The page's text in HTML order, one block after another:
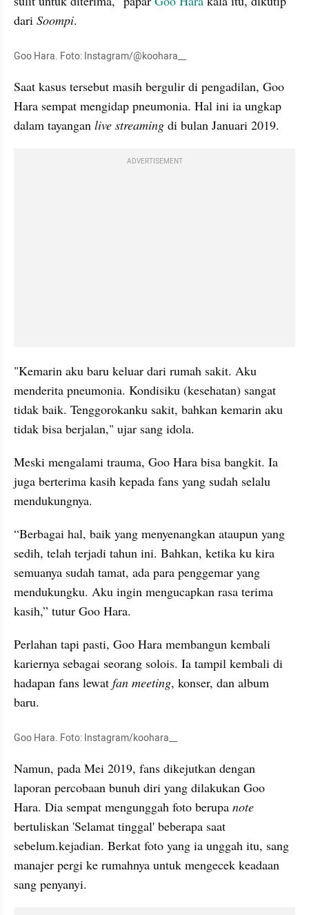
dari Soompi.
Goo Hara. Foto: Instagram/@koohara__
Saat kasus tersebut masih bergulir di pengadilan, Goo
Hara sempat mengidap pneumonia. Hal ini ia ungkap
dalam tayangan live streaming di bulan Januari 2019.
ADVERTISEMENT
"Kemarin aku baru keluar dari rumah sakit. Aku
menderita pneumonia. Kondisiku (kesehatan) sangat
tidak baik. Tenggorokanku sakit, bahkan kemarin aku
tidak bisa berjalan," ujar sang idola.
Meski mengalami trauma, Goo Hara bisa bangkit. Ia
juga berterima kasih kepada fans yang sudah selalu
mendukungnya.
“Berbagai hal, baik yang menyenangkan ataupun yang
sedih, telah terjadi tahun ini. Bahkan, ketika ku kira
semuanya sudah tamat, ada para penggemar yang
mendukungku. Aku ingin mengucapkan rasa terima
kasih,” tutur Goo Hara.
Perlahan tapi pasti, Goo Hara membangun kembali
kariernya sebagai seorang solois. Ia tampil kembali di
hadapan fans lewat fan meeting, konser, dan album
baru.
Goo Hara. Foto: Instagram/koohara__
Namun, pada Mei 2019, fans dikejutkan dengan
laporan percobaan bunuh diri yang dilakukan Goo
Hara. Dia sempat mengunggah foto berupa note
bertuliskan 'Selamat tinggal' beberapa saat
sebelum.kejadian. Berkat foto yang ia unggah itu, sang
manajer pergi ke rumahnya untuk mengecek keadaan
sang penyanyi.